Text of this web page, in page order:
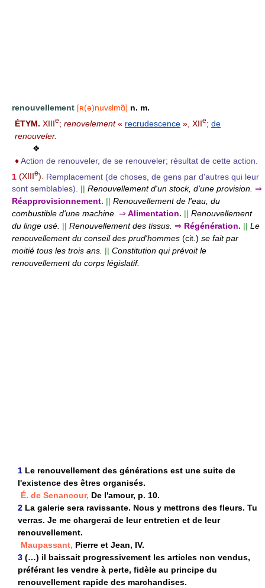
renouvellement [ʀ(ə)nuvɛlmɑ̃] n. m.
ÉTYM. XIIIe; renovelement« recrudescence », XIIe; de
renouveler.
❖
♦Action de renouveler, de se renouveler; résultat de cette action.
1 (XIIIe). Remplacement (de choses, de gens par d'autres qui leur
sont semblables). || Renouvellement d'un stock, d'une provision. ⇒
Réapprovisionnement. || Renouvellement de l'eau, du
combustible d'une machine. ⇒ Alimentation. || Renouvellement
du linge usé. || Renouvellement des tissus. ⇒ Régénération. || Le
renouvellement du conseil des prud'hommes (cit.) se fait par
moitié tous les trois ans. || Constitution qui prévoit le
renouvellement du corps législatif.
1 Le renouvellement des générations est une suite de
l'existence des êtres organisés.
É. de Senancour, De l'amour, p. 10.
2 La galerie sera ravissante. Nous y mettrons des fleurs. Tu
verras. Je me chargerai de leur entretien et de leur
renouvellement.
Maupassant, Pierre et Jean, IV.
3 (…) il baissait progressivement les articles non vendus,
préférant les vendre à perte, fidèle au principe du
renouvellement rapide des marchandises.